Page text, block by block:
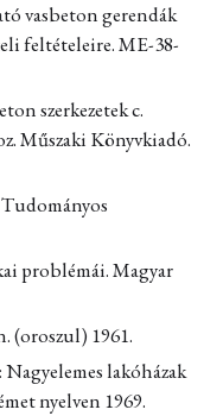
vasbeton gerendák
feltételeire. ME-38-
szerkezetek c.
Műszaki Könyvkiadó.
problémái. Magyar
(oroszul) 1961.
lakóházak
nyelven 1969.